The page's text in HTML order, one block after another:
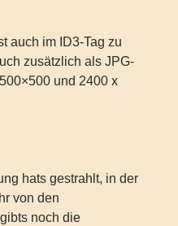
auch im ID3-Tag zu
zusätzlich als JPG-
und 2400 x
hats gestrahlt, in der
von den
noch die